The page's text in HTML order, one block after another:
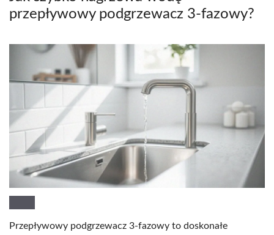
przepływowy podgrzewacz 3-fazowy?
Przepływowy podgrzewacz 3-fazowy to doskonałe